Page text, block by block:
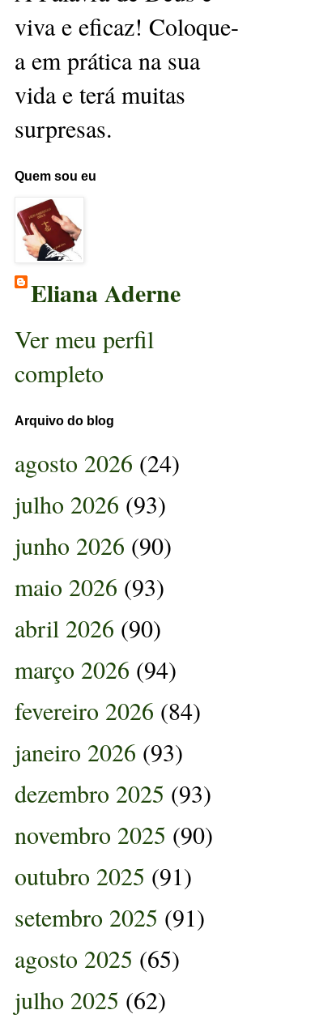
viva e eficaz! Coloque-
a em prática na sua
vida e terá muitas
surpresas.
Quem sou eu
Eliana Aderne
Ver meu perfil
completo
Arquivo do blog
agosto 2026 (24)
julho 2026 (93)
junho 2026 (90)
maio 2026 (93)
abril 2026 (90)
março 2026 (94)
fevereiro 2026 (84)
janeiro 2026 (93)
dezembro 2025 (93)
novembro 2025 (90)
outubro 2025 (91)
setembro 2025 (91)
agosto 2025 (65)
julho 2025 (62)